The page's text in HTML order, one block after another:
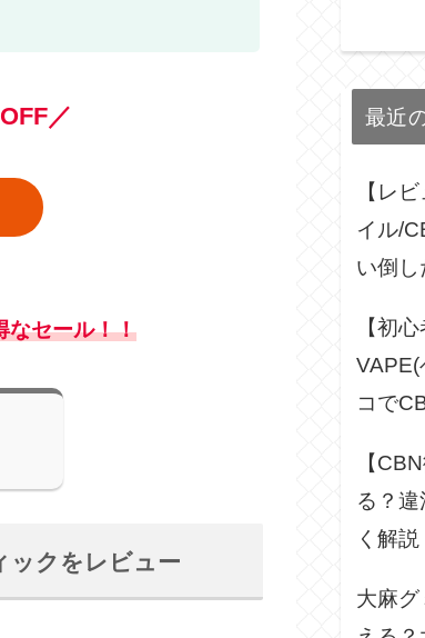
OFF／
なセール！！
ックをレビュー
最近
【レ
イル/
い倒
【初
VAPE(
コで
【
る？
く解説
大麻